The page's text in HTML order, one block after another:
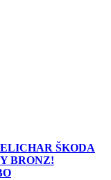
ŠKODA
BRONZ!